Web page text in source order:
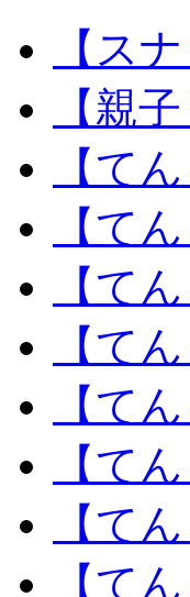
【ス
【親
【て
【て
【て
【て
【て
【て
【て
【て